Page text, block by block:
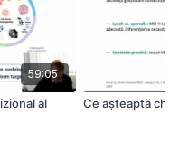
59:05
al
Ce așteaptă